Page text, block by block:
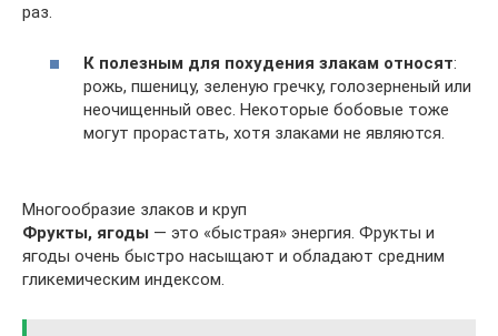
раз.
К полезным для похудения злакам относят:
рожь, пшеницу, зеленую гречку, голозерненый или
неочищенный овес. Некоторые бобовые тоже
могут прорастать, хотя злаками не являются.
Многообразие злаков и круп
Фрукты, ягоды — это «быстрая» энергия. Фрукты и
ягоды очень быстро насыщают и обладают средним
гликемическим индексом.